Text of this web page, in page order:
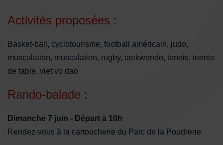
Activités proposées :
Basket-ball, cyclotourisme, football américain, judo,
musculation, musculation, rugby, taekwondo, tennis, tennis
de table, viet vo dao
Rando-balade :
Dimanche 7 juin - Départ à 10h
Rendez-vous à la cartoucherie du Parc de la Poudrerie